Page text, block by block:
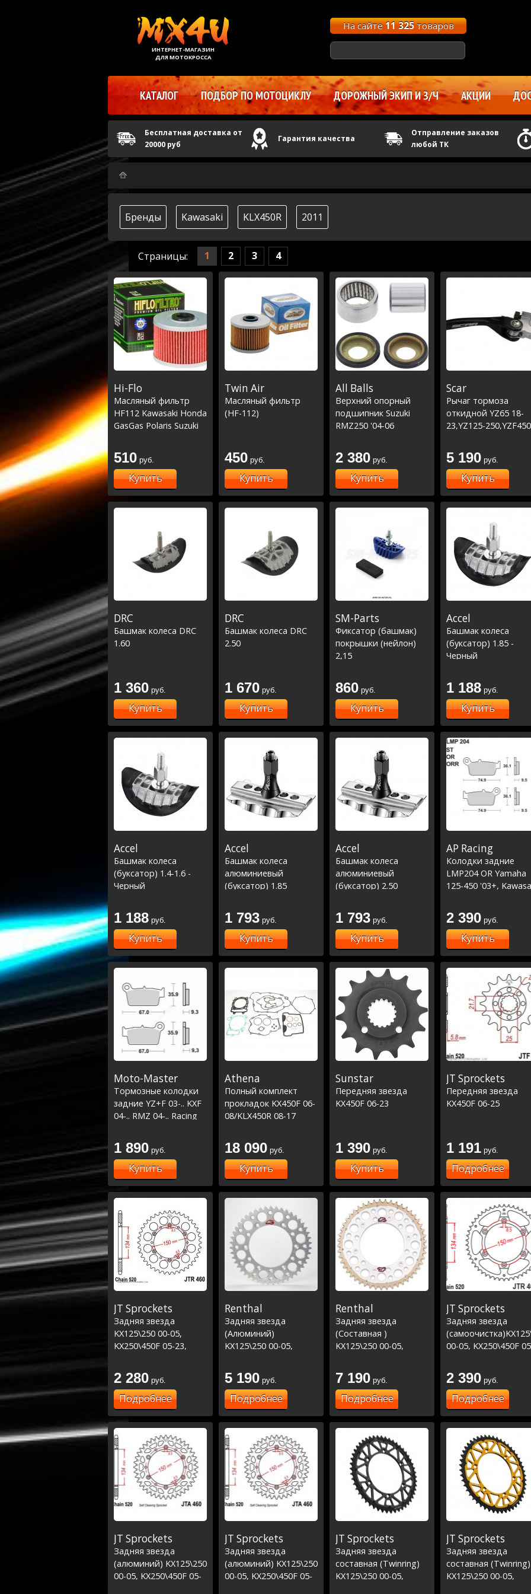
Бренды Kawasaki KLX450R 2011
Страницы: 1 2 3 4
Hi-Flo
Масляный фильтр
HF112 Kawasaki Honda
GasGas Polaris Suzuki
510 руб.
Купить
Twin Air
Масляный фильтр
(HF-112)
450 руб.
Купить
All Balls
Верхний опорный
подшипник Suzuki
RMZ250 '04-06
23/ KX125/KX250 '89-07
KX250F '04-23 KX450F
'06-23 /KLX450R 08-19
2 380 руб.
Купить
Scar
Рычаг тормоза
откидной YZ65 18-
23,YZ125-250,YZF450
/KX65 00-23, KX85
23,KX125-250 00-
08,KXF250-450 04-12
/RM85 05-19,RM125-
250 04-08,RMZ250-
04-23
5 190 руб.
Купить
DRC
Башмак колеса DRC
1.60
1 360 руб.
Купить
DRC
Башмак колеса DRC
2.50
1 670 руб.
Купить
SM-Parts
Фиксатор (башмак)
покрышки (нейлон)
2,15
860 руб.
Купить
Accel
Башмак колеса
(буксатор) 1.85 -
Черный
1 188 руб.
Купить
Accel
Башмак колеса
(буксатор) 1.4-1.6 -
Черный
1 188 руб.
Купить
Accel
Башмак колеса
алюминиевый
(буксатор) 1.85
1 793 руб.
Купить
Accel
Башмак колеса
алюминиевый
(буксатор) 2.50
1 793 руб.
Купить
AP Racing
Колодки задние
LMP204 OR Yamaha
125-450 '03+,
RMZ250-450
2 390 руб.
Купить
Moto-Master
Тормозные колодки
задние YZ+F 03-.. KXF
04-.. RMZ 04-.. Racing
1 890 руб.
Купить
Athena
Полный комплект
прокладок KX450F 06-
08/KLX450R 08-17
18 090 руб.
Купить
Sunstar
Передняя звезда
KX450F 06-23
1 390 руб.
Купить
JT Sprockets
Передняя звезда
KX450F 06-25
1 191 руб.
Подробнее
JT Sprockets
Задняя звезда
KX125\250 00-05,
KX250\450F 05-23,
2 280 руб.
Подробнее
Renthal
Задняя звезда
(Алюминий)
KX125\250 00-05,
RMZ250 04-06 -
серебро
5 190 руб.
Подробнее
Renthal
Задняя звезда
(Составная )
KX125\250 00-05,
RMZ250 04-06 -
серебро
7 190 руб.
Подробнее
JT Sprockets
Задняя звезда
00-05, KX250\450F
2 390 руб.
Подробнее
JT Sprockets
Задняя звезда
(алюминий) KX125\250
00-05, KX250\450F 05-
JT Sprockets
Задняя звезда
(алюминий) KX125\250
00-05, KX250\450F 05-
JT Sprockets
Задняя звезда
составная (Twinring)
KX125\250 00-05,
JT Sprockets
Задняя звезда
составная (Twinring)
KX125\250 00-05,
ИНТЕРНЕТ-МАГАЗИН
ДЛЯ МОТОКРОССА
На сайте11 325товаров
КАТАЛОГ ПОДБОР ПО МОТОЦИКЛУ ДОРОЖНЫЙ ЭКИП И З/Ч АКЦИИ
Бесплатная доставка от
20000 руб
Гарантия качества
Отправление заказов
любой ТК